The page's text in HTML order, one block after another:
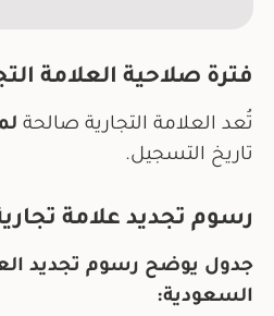
فترة صلاحية العلامة
تُعد العلامة التجارية صالحة
تاريخ التسجيل.
رسوم تجديد علامة
جدول يوضح رسوم تجديد
السعودية: